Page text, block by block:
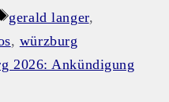
Schlagwörter
gerald langer,
, würzburg
2026: Ankündigung